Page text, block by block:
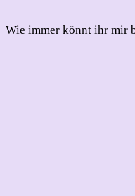
Wie immer könnt ihr mir